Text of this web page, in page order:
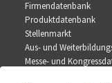
Firmendatenbank
Produktdatenbank
Stellenmarkt
Aus- und
Messe- und